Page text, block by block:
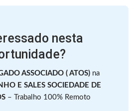
nesta
ASSOCIADO ( ATOS) na
E SALES SOCIEDADE DE
– Trabalho 100% Remoto